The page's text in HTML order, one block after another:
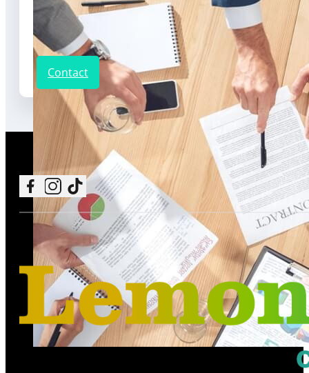
Municipiul Cluj-Napoca, complex ELITE CITY, Strada Bulevardul Muncii,
Telefon
+4 0723 196 785
Contact
Follow me on Facebook
Follow me on Instagram
Follow me on TikTok